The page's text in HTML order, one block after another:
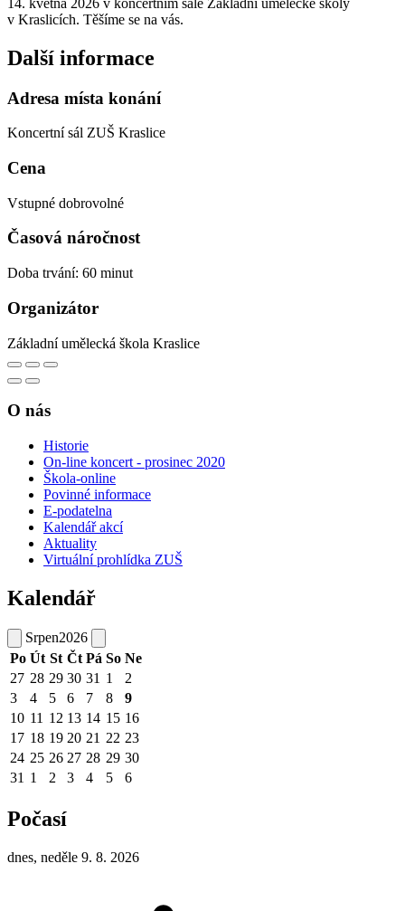
v Kraslicích. Těšíme se na vás.
Další informace
Adresa místa konání
Koncertní sál ZUŠ Kraslice
Cena
Vstupné dobrovolné
Časová náročnost
Doba trvání: 60 minut
Organizátor
Základní umělecká škola Kraslice
O nás
Historie
On-line koncert - prosinec 2020
Škola-online
Povinné informace
E-podatelna
Kalendář akcí
Aktuality
Virtuální prohlídka ZUŠ
Kalendář
Srpen2026
Po Út St Čt Pá So Ne
27 28 29 30 31 1
2
3
4 5 6 7 8
9
10 11 12 13 14 15 16
17 18 19 20 21 22 23
24 25 26 27 28 29 30
31 1 2 3 4 5 6
Počasí
dnes, neděle 9. 8. 2026